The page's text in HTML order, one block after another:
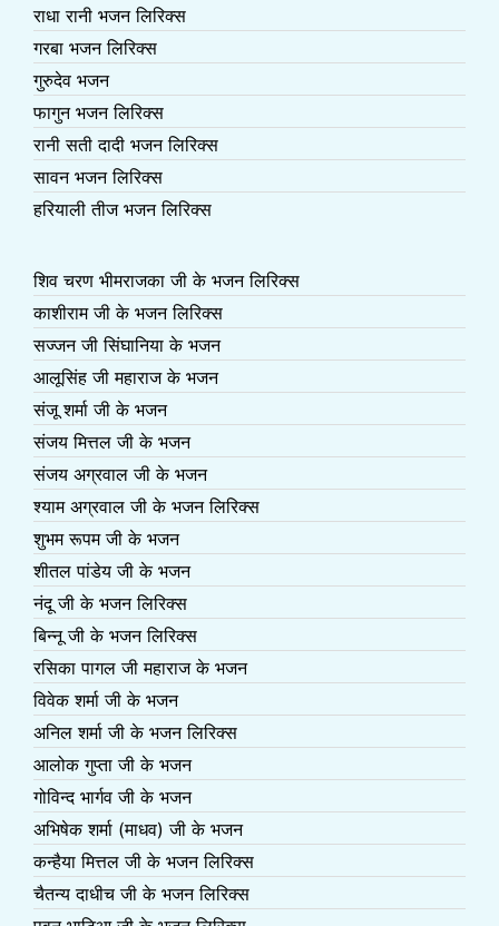
राधा रानी भजन लिरिक्स
गरबा भजन लिरिक्स
गुरुदेव भजन
फागुन भजन लिरिक्स
रानी सती दादी भजन लिरिक्स
सावन भजन लिरिक्स
हरियाली तीज भजन लिरिक्स
शिव चरण भीमराजका जी के भजन लिरिक्स
काशीराम जी के भजन लिरिक्स
सज्जन जी सिंघानिया के भजन
आलूसिंह जी महाराज के भजन
संजू शर्मा जी के भजन
संजय मित्तल जी के भजन
संजय अग्रवाल जी के भजन
श्याम अग्रवाल जी के भजन लिरिक्स
शुभम रूपम जी के भजन
शीतल पांडेय जी के भजन
नंदू जी के भजन लिरिक्स
बिन्नू जी के भजन लिरिक्स
रसिका पागल जी महाराज के भजन
विवेक शर्मा जी के भजन
अनिल शर्मा जी के भजन लिरिक्स
आलोक गुप्ता जी के भजन
गोविन्द भार्गव जी के भजन
अभिषेक शर्मा (माधव) जी के भजन
कन्हैया मित्तल जी के भजन लिरिक्स
चैतन्य दाधीच जी के भजन लिरिक्स